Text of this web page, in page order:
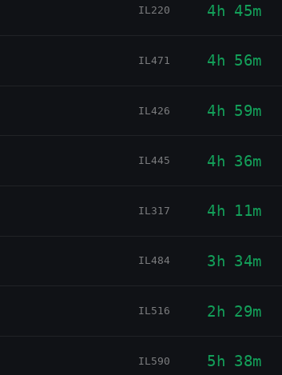
IL220 4h 45m
IL471 4h 56m
IL426 4h 59m
IL445 4h 36m
IL317 4h 11m
IL484 3h 34m
IL516 2h 29m
IL590 5h 38m